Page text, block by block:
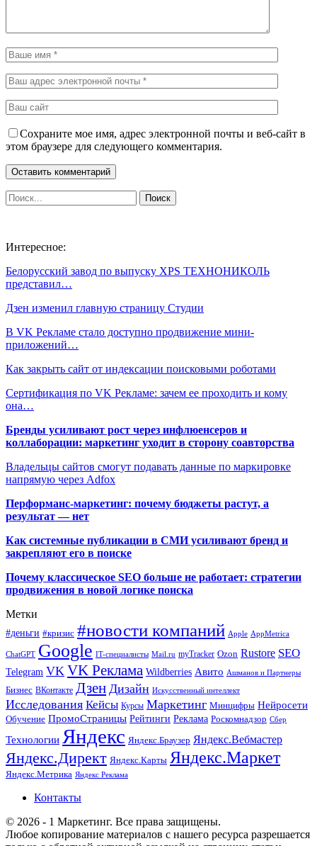
Сохраните мое имя, адрес электронной почты и веб-сайт в
этом браузере для следующего комментария.
Интересное:
Белорусский завод по выпуску XPS ТЕХНОНИКОЛЬ
представил…
Дзен изменил главную страницу Студии
В VK Рекламе стало доступно продвижение мини-
приложений…
Как закрыть сайт от индексации поисковыми роботами
Сертификация по VK Рекламе: зачем ее проходить и кому
она…
Бренды усиливают рост через инфлюенсеров и
коллаборации: маркетинг уходит в сторону соавторства
Владельцы сайтов смогут подавать данные по маркировке
напрямую через Adfox
Перформанс-маркетинг: почему бюджеты растут, а
результат — нет
Как системные публикации в СМИ усиливают бренд и
закрепляют его в поиске
Почему классическое SEO больше не работает: стратегии
продвижения в новой логике поиска
Метки
#деньги #кризис #новости компаний Apple AppMetrica
ChatGPT Google IT-специалисты Mail.ru myTracker Ozon Rustore SEO
Telegram VK VK Реклама Wildberries Авито Ашманов и Партнеры
Бизнес ВКонтакте Дзен Дизайн Искусственный интеллект
Исследования Кейсы Курсы Маркетинг Минцифры Нейросети
Обучение ПромоСтраницы Рейтинги Реклама Роскомнадзор Сбер
Технологии Яндекс Яндекс.Браузер Яндекс.Вебмастер
Яндекс.Директ Яндекс.Карты Яндекс.Маркет
Яндекс.Метрика Яндекс Реклама
Контакты
© 2026 - 1 Маркетинг. Все права защищены.
Любое копирование материалов с нашего ресурса разрешается